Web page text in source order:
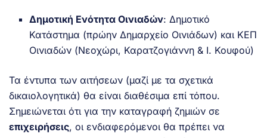
Δημοτική Ενότητα Οινιαδών: Δημοτικό
Κατάστημα (πρώην Δημαρχείο Οινιάδων) και ΚΕΠ
Οινιαδών (Νεοχώρι, Καρατζογιάννη & Ι. Κουφού)
Τα έντυπα των αιτήσεων (μαζί με τα σχετικά
δικαιολογητικά) θα είναι διαθέσιμα επί τόπου.
Σημειώνεται ότι για την καταγραφή ζημιών σε
επιχειρήσεις, οι ενδιαφερόμενοι θα πρέπει να